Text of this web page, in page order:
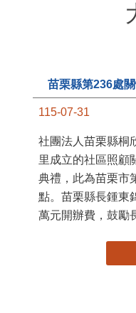
苗栗縣第236處
115-07-31
社團法人苗栗縣桐
里成立的社區照顧
典禮，此為苗栗市
點。苗栗縣長鍾東
萬元開辦費，鼓勵